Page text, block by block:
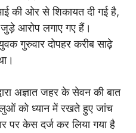
की ओर से शिकायत दी गई है,
आरोप लगाए गए हैं।
गुरुवार दोपहर करीब साढ़े
अज्ञात जहर के सेवन की बात
को ध्यान में रखते हुए जांच
पर केस दर्ज कर लिया गया है